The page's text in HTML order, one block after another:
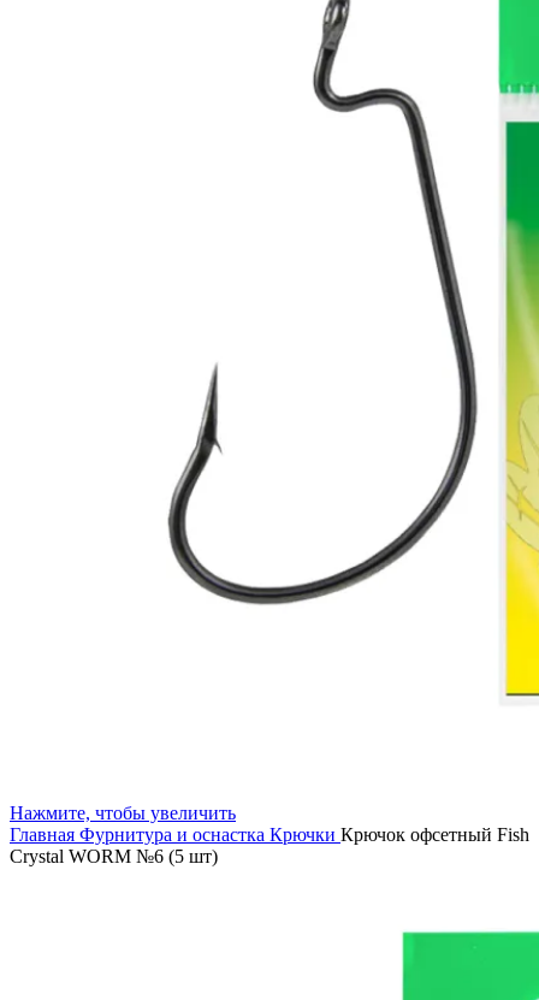
Нажмите, чтобы увеличить
Главная Фурнитура и оснастка Крючки Крючок офсетный Fish
Crystal WORM №6 (5 шт)